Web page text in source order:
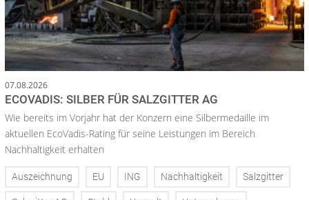
07.08.2026
ECOVADIS: SILBER FÜR SALZGITTER AG
Wie bereits im Vorjahr hat der Konzern eine Silbermedaille im
aktuellen EcoVadis-Rating für seine Leistungen im Bereich
Nachhaltigkeit erhalten
Auszeichnung EU ING Nachhaltigkeit Salzgitter